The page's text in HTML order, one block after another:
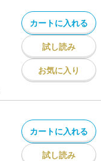
カートに入れる
試し読み
お気に入り
カートに入れる
試し読み